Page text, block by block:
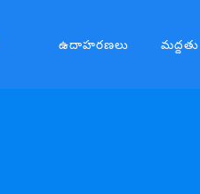
ఉదాహరణలు మద్దతు